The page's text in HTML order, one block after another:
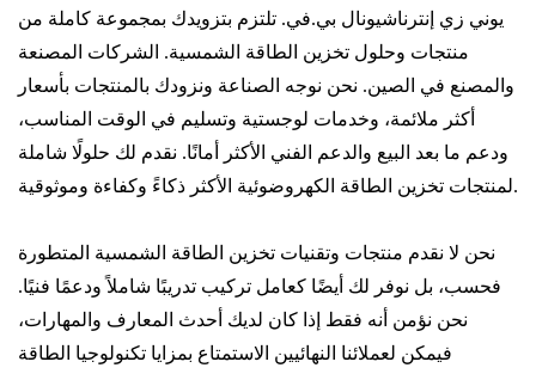
يوني زي إنترناشيونال بي.في. تلتزم بتزويدك بمجموعة كاملة من
منتجات وحلول تخزين الطاقة الشمسية. الشركات المصنعة
والمصنع في الصين. نحن نوجه الصناعة ونزودك بالمنتجات بأسعار
أكثر ملائمة، وخدمات لوجستية وتسليم في الوقت المناسب،
ودعم ما بعد البيع والدعم الفني الأكثر أمانًا. نقدم لك حلولًا شاملة
لمنتجات تخزين الطاقة الكهروضوئية الأكثر ذكاءً وكفاءة وموثوقية.
نحن لا نقدم منتجات وتقنيات تخزين الطاقة الشمسية المتطورة
فحسب، بل نوفر لك أيضًا كعامل تركيب تدريبًا شاملاً ودعمًا فنيًا.
نحن نؤمن أنه فقط إذا كان لديك أحدث المعارف والمهارات،
فيمكن لعملائنا النهائيين الاستمتاع بمزايا تكنولوجيا الطاقة